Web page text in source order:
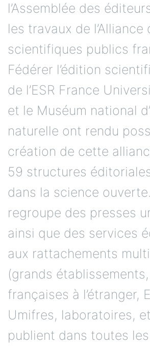
l’Assemblée des
les travaux de
scientifiques publics
Fédérer l’édition
de l’ESR France
et le Muséum national
naturelle ont rendu
création de cette
59 structures
dans la science ouverte.
regroupe des presses
ainsi que des services
aux rattachements
(grands
françaises à l’étranger,
Umifres, laboratoires,
publient dans toutes